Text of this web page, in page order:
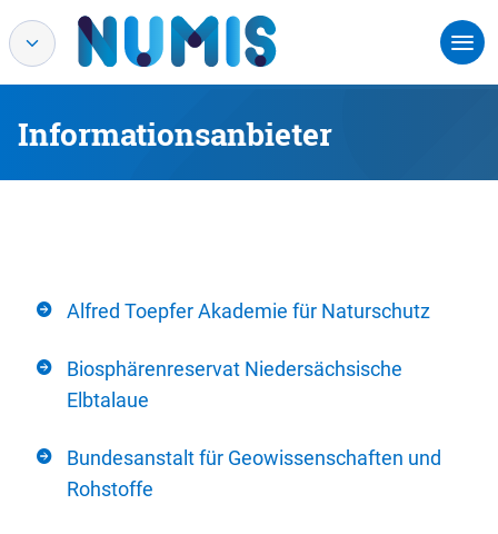
Informationsanbieter
Alfred Toepfer Akademie für Naturschutz
Biosphärenreservat Niedersächsische
Elbtalaue
Bundesanstalt für Geowissenschaften und
Rohstoffe